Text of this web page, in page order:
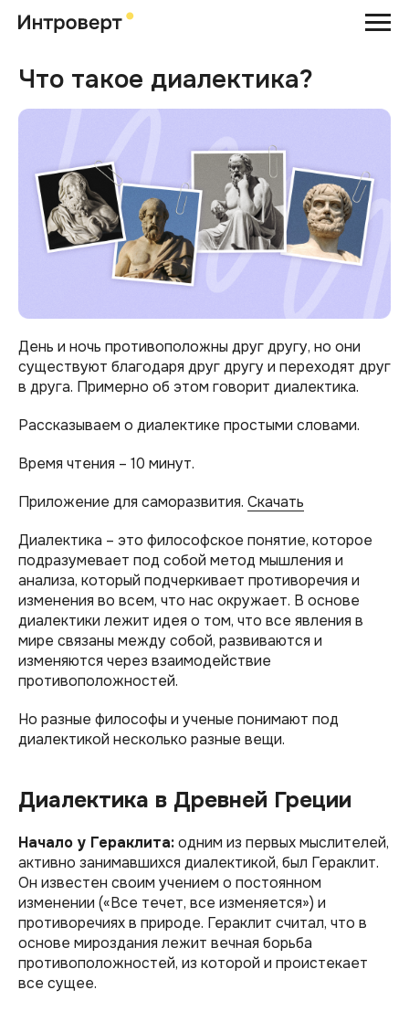
Что такое диалектика?
День и ночь противоположны друг другу, но они
существуют благодаря друг другу и переходят друг
в друга. Примерно об этом говорит диалектика.
Рассказываем о диалектике простыми словами.
Время чтения – 10 минут.
Приложение для саморазвития. Скачать
Диалектика – это философское понятие, которое
подразумевает под собой метод мышления и
анализа, который подчеркивает противоречия и
изменения во всем, что нас окружает. В основе
диалектики лежит идея о том, что все явления в
мире связаны между собой, развиваются и
изменяются через взаимодействие
противоположностей.
Но разные философы и ученые понимают под
диалектикой несколько разные вещи.
Диалектика в Древней Греции
Начало у Гераклита:одним из первых мыслителей,
активно занимавшихся диалектикой, был Гераклит.
Он известен своим учением о постоянном
изменении («Все течет, все изменяется») и
противоречиях в природе. Гераклит считал, что в
основе мироздания лежит вечная борьба
противоположностей, из которой и проистекает
все сущее.